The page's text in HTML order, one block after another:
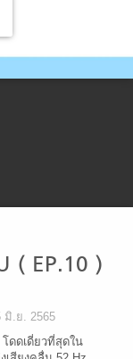
( EP.10 )
มิ.ย. 2565
โดดเดี่ยวที่สุดใน